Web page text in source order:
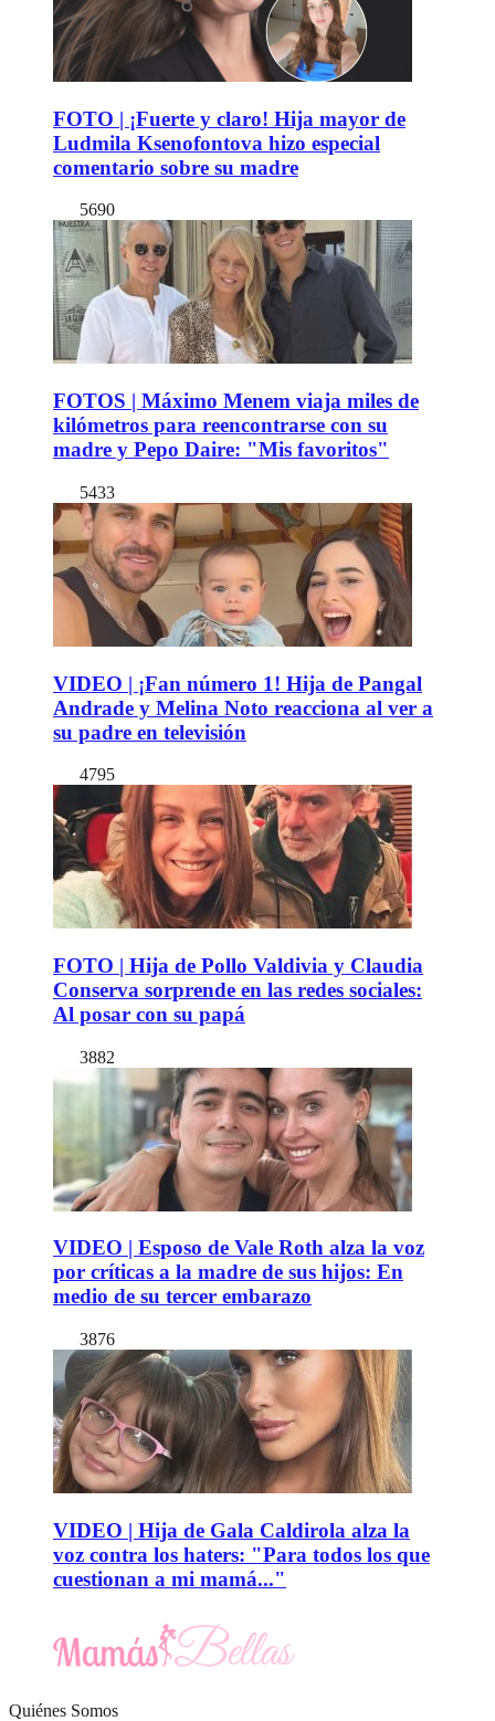
FOTO | ¡Fuerte y claro! Hija mayor de
Ludmila Ksenofontova hizo especial
comentario sobre su madre
5690
FOTOS | Máximo Menem viaja miles de
kilómetros para reencontrarse con su
madre y Pepo Daire: "Mis favoritos"
5433
VIDEO | ¡Fan número 1! Hija de Pangal
Andrade y Melina Noto reacciona al ver a
su padre en televisión
4795
FOTO | Hija de Pollo Valdivia y Claudia
Conserva sorprende en las redes sociales:
Al posar con su papá
3882
VIDEO | Esposo de Vale Roth alza la voz
por críticas a la madre de sus hijos: En
medio de su tercer embarazo
3876
VIDEO | Hija de Gala Caldirola alza la
voz contra los haters: "Para todos los que
cuestionan a mi mamá..."
Quiénes Somos